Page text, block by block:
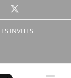
Pinterest
INVITES